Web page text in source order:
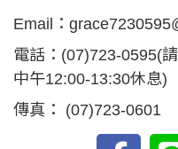
Email：
電話： (07)723-0595(
中午12:00-13:30休息)
傳真：
(07)723-0601